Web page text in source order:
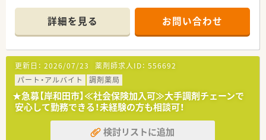
い処方を学べる環境です。
■1日80～90枚程度の処方箋を応需しており、常時3名体制を基
本としています。
■下松駅・久米田駅の間あたりにあり、大通りに面しているので
お車通勤も便利な立地です！
＜ こんな会社です ＞
■カウンセリングに力をいれており、お客様・患者様とのコミュ
ニケーションを重視されています。
■1人あたりの処方箋枚数は約20枚ほど！ゆとりある体制を整え
ていらっしゃいます。
■ラウンダーで応援できる薬剤師様が20名以上おり、別でエリ
詳細を見る お問い合わせ
更新日： 2026/07/23 薬剤師求人ID： 556692
パート・アルバイト
調剤薬局
★急募【岸和田市】≪社会保険加入可≫大手調剤チェーンで
安心して勤務できる！未経験の方も相談可！
検討リストに追加